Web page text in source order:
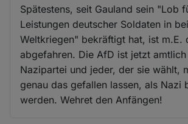
Spätestens, seit Gauland sein "Lob
Leistungen deutscher Soldaten in
Weltkriegen" bekräftigt hat, ist m.E.
abgefahren. Die AfD ist jetzt amtlich
Nazipartei und jeder, der sie wählt,
genau das gefallen lassen, als Nazi
werden. Wehret den Anfängen!